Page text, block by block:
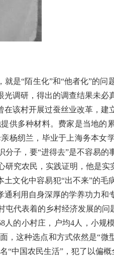
是“陌生化”和“他者化”的
调研，得出的调查结果未必
该村开展过蚕丝业改革，建
供多种材料。费家是当地的
杨纫兰，毕业于上海务本女
子，要“进得去”是不容易的
究农民，实践证明，他是实
文化中容易犯“出不来”的
利用自身深厚的学养功力
代表着的乡村经济发展的问
的小村庄，户均4人，小规
这种选点和方式依然是“微
“中国农民生活”，犯了以偏概